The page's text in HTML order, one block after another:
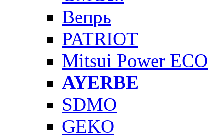
Вепрь
PATRIOT
Mitsui Power ECO
AYERBE
SDMO
GEKO